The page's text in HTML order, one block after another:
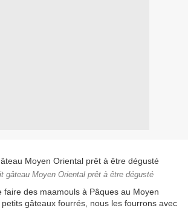
gâteau Moyen Oriental prêt à être dégusté
faire des maamouls à Pâques au Moyen
gâteaux fourrés, nous les fourrons avec